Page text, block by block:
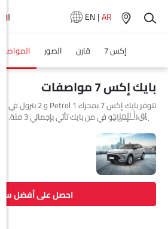
EN|AR
إكس 7 قارن الصور المواصفات
بايك إكس 7 مواصفات
الجديدة إس يو في من بايك تأتي بإجمالي 3 فئة.
اقرأ المزيد
احصل على أفضل سعر